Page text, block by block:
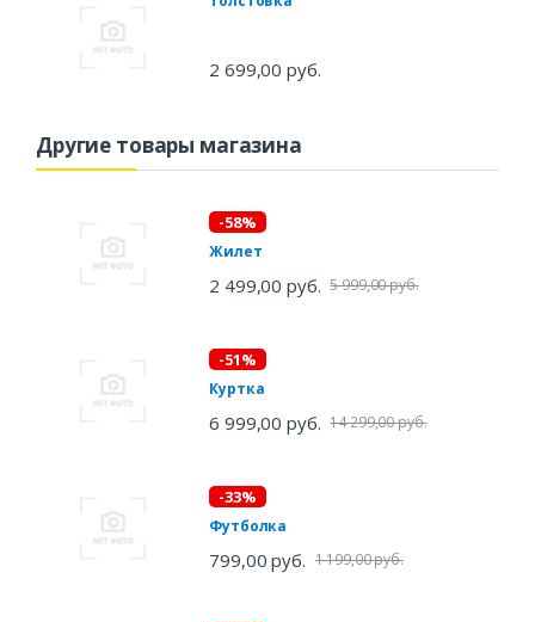
2 699,00 руб.
Другие товары магазина
-58%
Жилет
2 499,00 руб. 5 999,00 руб.
-51%
Куртка
6 999,00 руб. 14 299,00 руб.
-33%
Футболка
799,00 руб. 1 199,00 руб.